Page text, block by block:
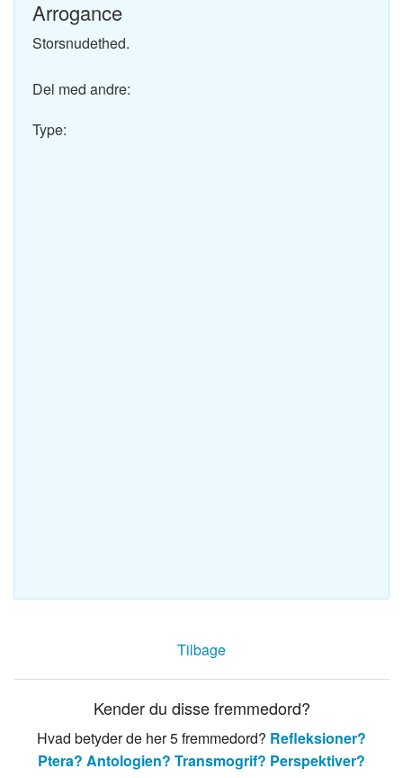
Arrogance
Storsnudethed.
Del med andre:
Type:
Tilbage
Kender du disse fremmedord?
Hvad betyder de her 5 fremmedord? Refleksioner?
Ptera? Antologien? Transmogrif? Perspektiver?